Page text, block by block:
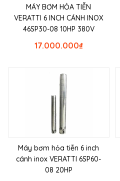
MÁY BƠM HỎA TIỄN
VERATTI 6 INCH CÁNH INOX
46SP30-08 10HP 380V
₫
17.000.000
Máy bơm hỏa tiễn 6 inch
cánh inox VERATTI 6SP60-
08 20HP